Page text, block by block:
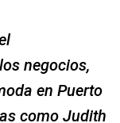
negocios,
en Puerto
como Judith